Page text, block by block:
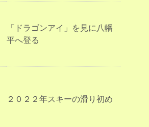
「ドラゴンアイ」を見に八幡
平へ登る
２０２２年スキーの滑り初め